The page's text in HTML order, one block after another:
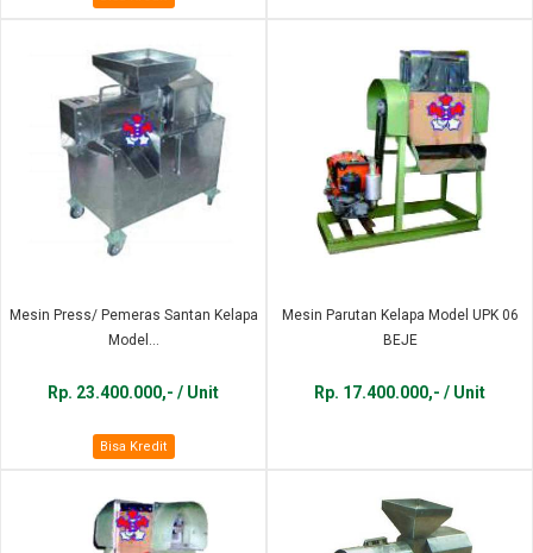
Mesin Press/ Pemeras Santan Kelapa
Model...
Rp. 23.400.000,- / Unit
Bisa Kredit
Mesin Parutan Kelapa Model UPK 06
BEJE
Rp. 17.400.000,- / Unit